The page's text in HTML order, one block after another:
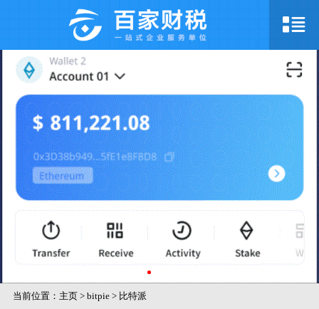
当前位置： 主页> bitpie> 比特派